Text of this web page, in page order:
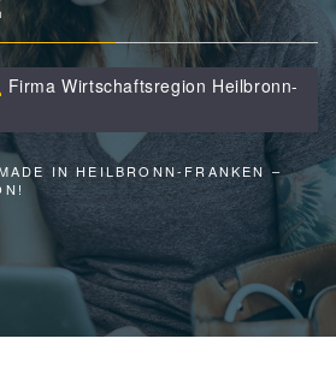
Firma Wirtschaftsregion Heilbronn-
IN HEILBRONN-FRANKEN –